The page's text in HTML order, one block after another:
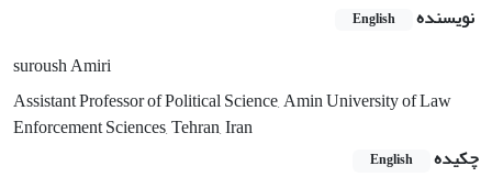
نویسنده English
suroush Amiri
Assistant Professor of Political Science, Amin University of Law
Enforcement Sciences, Tehran, Iran
چکیده
English